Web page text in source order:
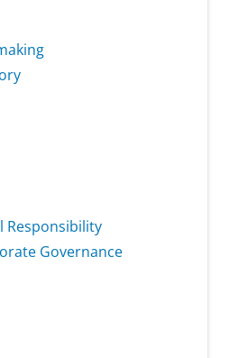
Responsibility
Governance